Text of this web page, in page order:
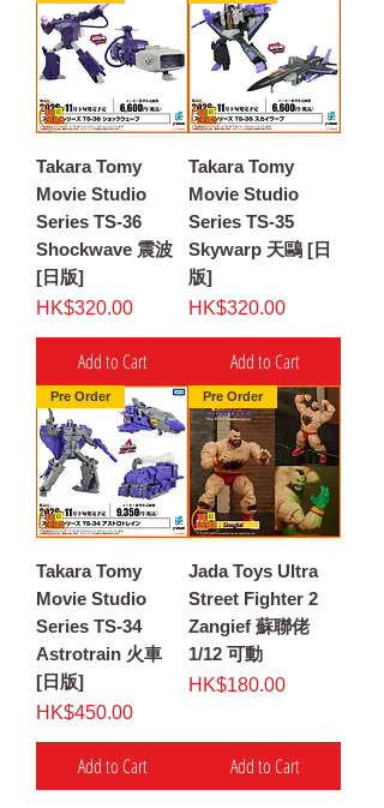
Takara Tomy
Movie Studio
Series TS-36
Shockwave 震波
[日版]
Price
HK$320.00
Add to Cart
Takara Tomy
Movie Studio
Series TS-35
Skywarp 天鷗 [日
版]
Price
HK$320.00
Add to Cart
Pre Order
Takara Tomy
Movie Studio
Series TS-34
Astrotrain 火車
[日版]
Price
HK$450.00
Add to Cart
Pre Order
Jada Toys Ultra
Street Fighter 2
Zangief 蘇聯佬
1/12 可動
Price
HK$180.00
Add to Cart